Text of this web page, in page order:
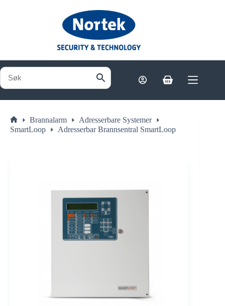
Handlekurv
Hjem
Brannalarm
Adresserbare Systemer
SmartLoop
Adresserbar Brannsentral SmartLoop